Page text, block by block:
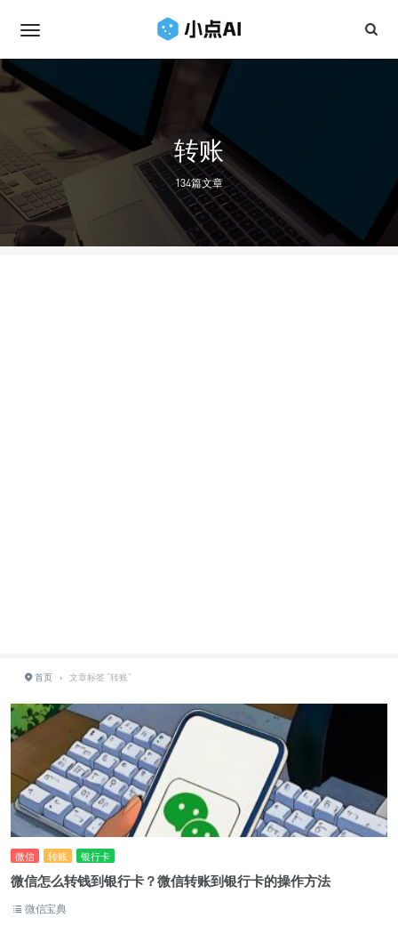
转账
134篇文章
首页 › 文章标签 "转账"
微信 转账 银行卡
微信怎么转钱到银行卡？微信转账到银行卡的操作方法
微信宝典